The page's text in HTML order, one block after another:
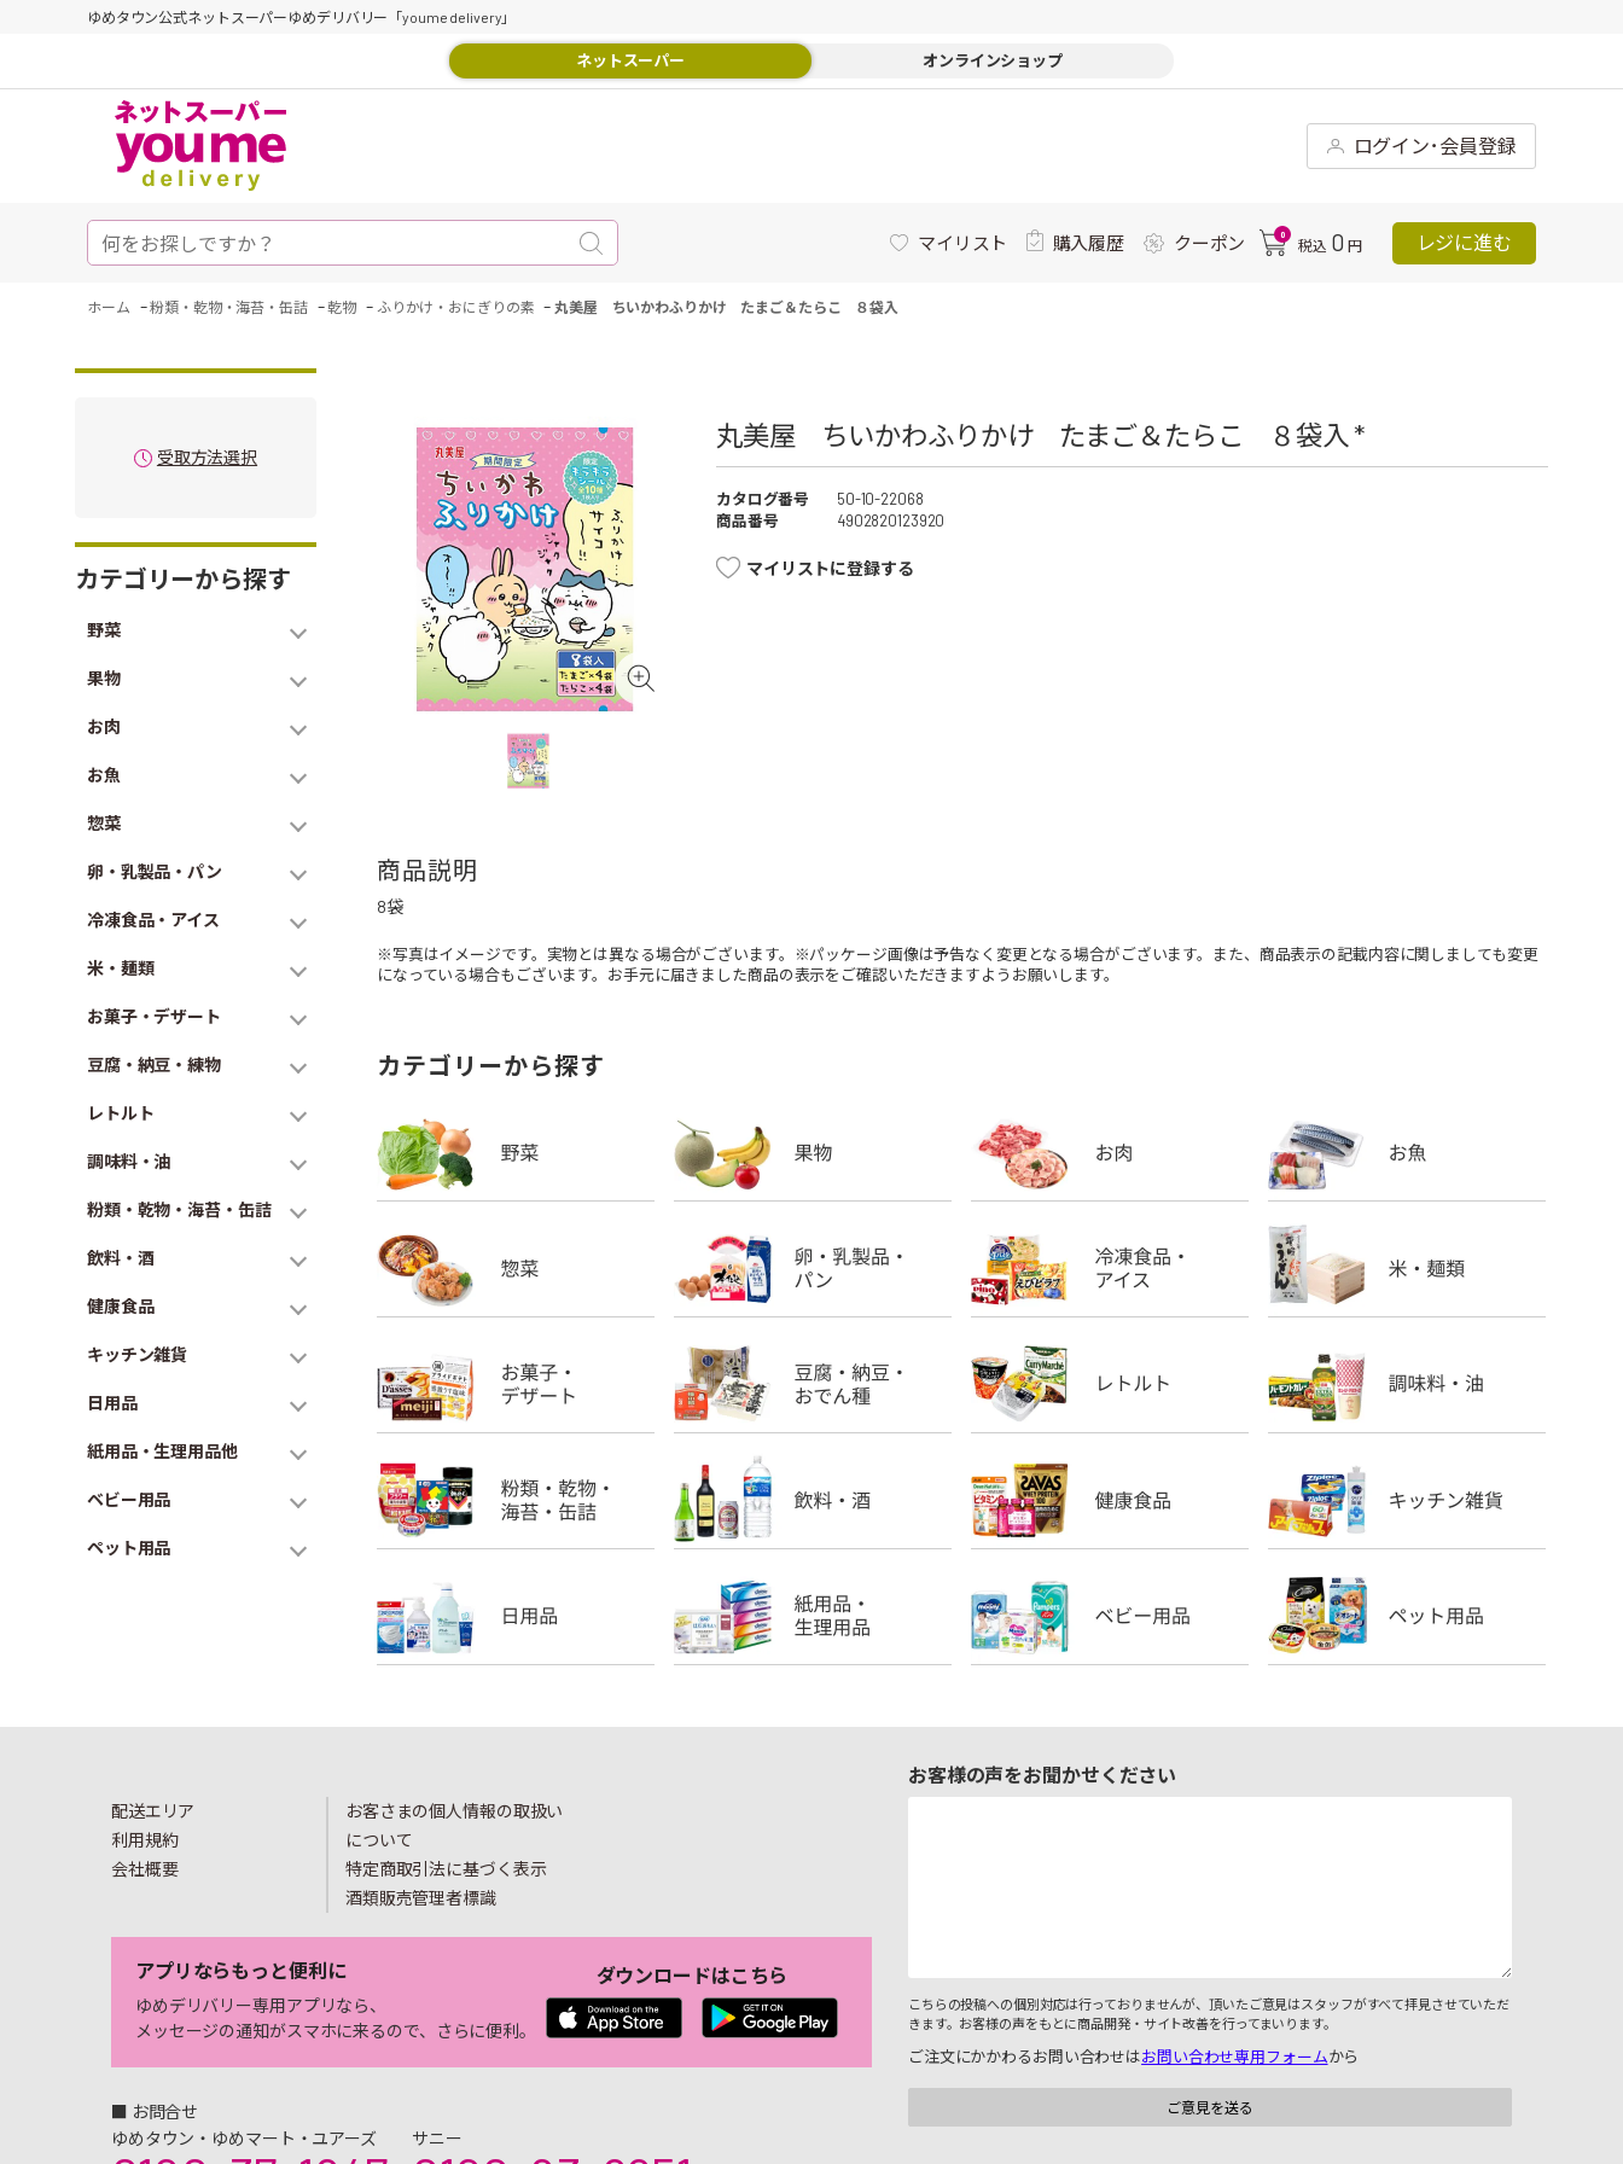
ゆめタウン公式ネットスーパーゆめデリバリー「youme delivery」
ネットスーパー オンラインショップ
ログイン･会員登録
マイリスト 購入履歴 クーポン 0
税込 0 円 レジに進む
ホーム -粉類・乾物・海苔・缶詰 -乾物 - ふりかけ・おにぎりの素 -丸美屋 ちいかわふりかけ たまご＆たらこ ８袋入
受取方法選択
カテゴリーから探す
野菜
果物
お肉
お魚
惣菜
卵・乳製品・パン
冷凍食品・アイス
米・麺類
お菓子・デザート
豆腐・納豆・練物
レトルト
調味料・油
粉類・乾物・海苔・缶詰
飲料・酒
健康食品
キッチン雑貨
日用品
紙用品・生理用品他
ベビー用品
ペット用品
丸美屋 ちいかわふりかけ たまご＆たらこ ８袋入 *
カタログ番号
50-10-22068
商品番号
4902820123920
マイリストに登録する
商品説明
8袋
※写真はイメージです。実物とは異なる場合がございます。※パッケージ画像は予告なく変更となる場合がございます。また、商品表示の記載内容に関しましても変更
になっている場合もございます。お手元に届きました商品の表示をご確認いただきますようお願いします。
カテゴリーから探す
配送エリア
利用規約
会社概要
お客さまの個人情報の取扱い
について
特定商取引法に基づく表示
酒類販売管理者標識
アプリならもっと便利に
ゆめデリバリー専用アプリなら、
メッセージの通知がスマホに来るので、さらに便利。
ダウンロードはこちら
■ お問合せ
ゆめタウン・ゆめマート・ユアーズ
サニー
お客様の声をお聞かせください
こちらの投稿への個別対応は行っておりませんが、頂いたご意見はスタッフがすべて拝見させていただ
きます。お客様の声をもとに商品開発・サイト改善を行ってまいります。
ご注文にかかわるお問い合わせはお問い合わせ専用フォームから